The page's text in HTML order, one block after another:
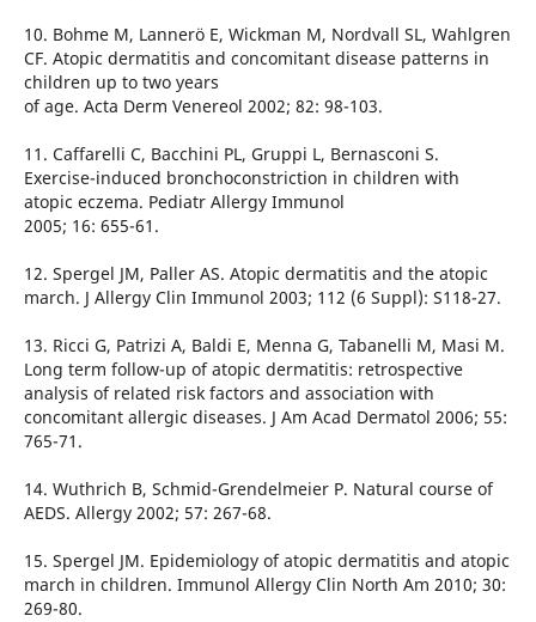
10. Bohme M, Lannerö E, Wickman M, Nordvall SL, Wahlgren
CF. Atopic dermatitis and concomitant disease patterns in
children up to two years
of age. Acta Derm Venereol 2002; 82: 98-103.
11. Caffarelli C, Bacchini PL, Gruppi L, Bernasconi S.
Exercise-induced bronchoconstriction in children with
atopic eczema. Pediatr Allergy Immunol
2005; 16: 655-61.
12. Spergel JM, Paller AS. Atopic dermatitis and the atopic
march. J Allergy Clin Immunol 2003; 112 (6 Suppl): S118-27.
13. Ricci G, Patrizi A, Baldi E, Menna G, Tabanelli M, Masi M.
Long term follow-up of atopic dermatitis: retrospective
analysis of related risk factors and association with
concomitant allergic diseases. J Am Acad Dermatol 2006; 55:
765-71.
14. Wuthrich B, Schmid-Grendelmeier P. Natural course of
AEDS. Allergy 2002; 57: 267-68.
15. Spergel JM. Epidemiology of atopic dermatitis and atopic
march in children. Immunol Allergy Clin North Am 2010; 30:
269-80.